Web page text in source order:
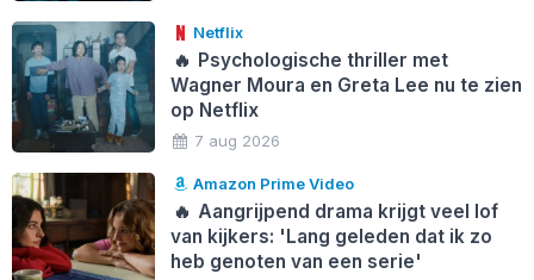
Netflix
🔥 Psychologische thriller met
Wagner Moura en Greta Lee nu te zien
op Netflix
7 aug 2026
Amazon Prime Video
🔥 Aangrijpend drama krijgt veel lof
van kijkers: 'Lang geleden dat ik zo
heb genoten van een serie'